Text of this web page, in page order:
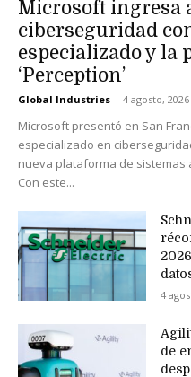
Microsoft ingresa
ciberseguridad
especializado y la
‘Perception’
Global Industries - 4 agosto, 2026
Microsoft presentó en San
especializado en
nueva plataforma de sistemas
Con este...
4
de